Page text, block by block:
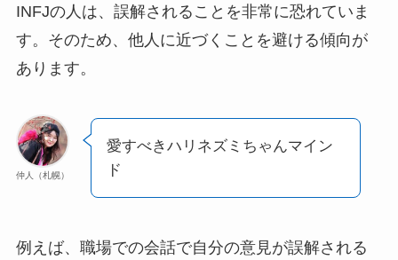
INFJの人は、誤解されることを非常に恐れていま
す。そのため、他人に近づくことを避ける傾向が
あります。
仲人（札幌）
愛すべきハリネズミちゃんマイン
ド
例えば、職場での会話で自分の意見が誤解される